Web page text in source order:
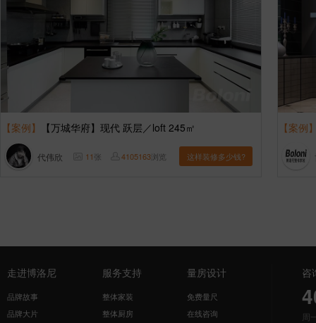
【案例】 【万城华府】现代 跃层／loft 245㎡
代伟欣 11张 4105163浏览 这样装修多少钱?
【案例
走进博洛尼
品牌故事
品牌大片
服务支持
整体家装
整体厨房
量房设计
免费量尺
在线咨询
咨
周